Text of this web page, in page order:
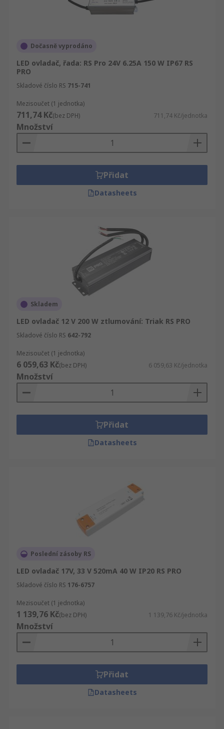
Dočasně vyprodáno
LED ovladač, řada: RS Pro 24V 6.25A 150 W IP67 RS
PRO
Skladové číslo RS 715-741
Mezisoučet (1 jednotka)
711,74 Kč(bez DPH) 711,74 Kč/jednotka
Množství
Přidat
Datasheets
Skladem
LED ovladač 12 V 200 W ztlumování: Triak RS PRO
Skladové číslo RS 642-792
Mezisoučet (1 jednotka)
6 059,63 Kč(bez DPH) 6 059,63 Kč/jednotka
Množství
Přidat
Datasheets
Poslední zásoby RS
LED ovladač 17V, 33 V 520mA 40 W IP20 RS PRO
Skladové číslo RS 176-6757
Mezisoučet (1 jednotka)
1 139,76 Kč(bez DPH) 1 139,76 Kč/jednotka
Množství
Přidat
Datasheets